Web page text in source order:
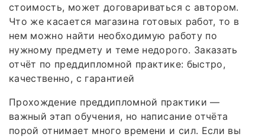
стоимость, может договариваться с автором.
Что же касается магазина готовых работ, то в
нем можно найти необходимую работу по
нужному предмету и теме недорого. Заказать
отчёт по преддипломной практике: быстро,
качественно, с гарантией
Прохождение преддипломной практики —
важный этап обучения, но написание отчёта
порой отнимает много времени и сил. Если вы